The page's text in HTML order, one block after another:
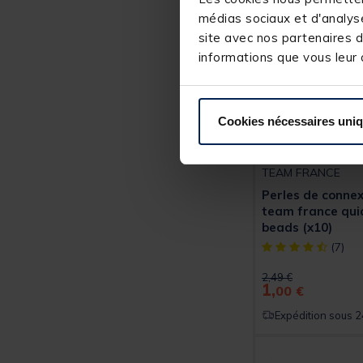
médias sociaux et
site avec nos partenaires
informations que vous
Cookies nécessaires
TEAM FRANCE
Perles de
team france
beads (x10)
[object Object] out
(7)
Price reduced from
2,49 €to
1,00 €
Expédition sous